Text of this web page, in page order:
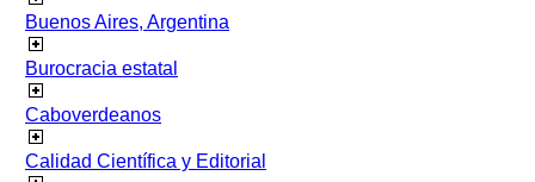
Buenos Aires, Argentina
Burocracia estatal
Caboverdeanos
Calidad Científica y Editorial